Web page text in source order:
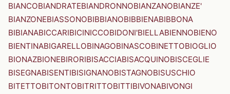
BIANCOBIANDRATEBIANDRONNOBIANZANOBIANZE'
BIANZONEBIASSONOBIBBIANOBIBBIENABIBBONA
BIBIANABICCARIBICINICCOBIDONI'BIELLABIENNOBIENO
BIENTINABIGARELLOBINAGOBINASCOBINETTOBIOGLIO
BIONAZBIONEBIRORIBISACCIABISACQUINOBISCEGLIE
BISEGNABISENTIBISIGNANOBISTAGNOBISUSCHIO
BITETTOBITONTOBITRITTOBITTIBIVONABIVONGI